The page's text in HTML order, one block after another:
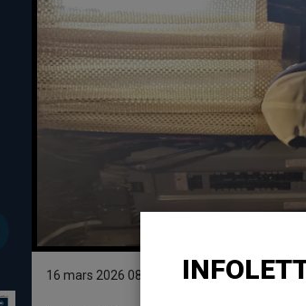
16 mars 2026 08:28